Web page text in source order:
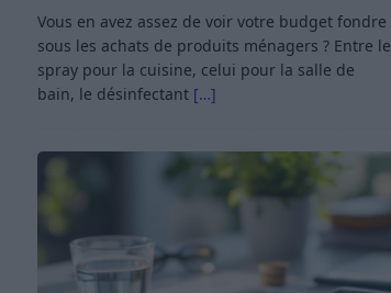
Vous en avez assez de voir votre budget fondre
sous les achats de produits ménagers ? Entre le
spray pour la cuisine, celui pour la salle de
bain, le désinfectant […]